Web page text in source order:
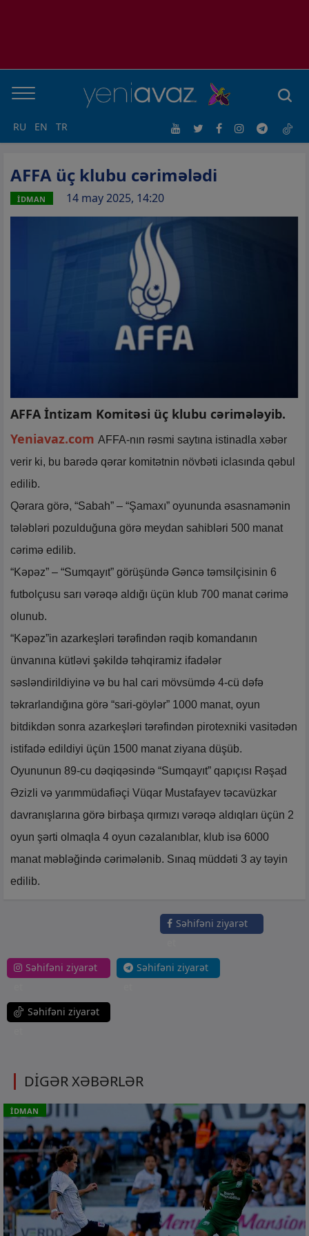
RU EN TR
AFFA üç klubu cərimələdi
İDMAN 14 may 2025, 14:20
AFFA İntizam Komitəsi üç klubu cərimələyib.
Yeniavaz.com AFFA-nın rəsmi saytına istinadla xəbər
verir ki, bu barədə qərar komitətnin növbəti iclasında qəbul
edilib.
Qərara görə, “Sabah” – “Şamaxı” oyununda əsasnamənin
tələbləri pozulduğuna görə meydan sahibləri 500 manat
cərimə edilib.
“Kəpəz” – “Sumqayıt” görüşündə Gəncə təmsilçisinin 6
futbolçusu sarı vərəqə aldığı üçün klub 700 manat cərimə
olunub.
“Kəpəz”in azarkeşləri tərəfindən rəqib komandanın
ünvanına kütləvi şəkildə təhqiramiz ifadələr
səsləndirildiyinə və bu hal cari mövsümdə 4-cü dəfə
təkrarlandığına görə “sari-göylər” 1000 manat, oyun
bitdikdən sonra azarkeşləri tərəfindən pirotexniki vasitədən
istifadə edildiyi üçün 1500 manat ziyana düşüb.
Oyununun 89-cu dəqiqəsində “Sumqayıt” qapıçısı Rəşad
Əzizli və yarımmüdafiəçi Vüqar Mustafayev təcavüzkar
davranışlarına görə birbaşa qırmızı vərəqə aldıqları üçün 2
oyun şərti olmaqla 4 oyun cəzalanıblar, klub isə 6000
manat məbləğində cərimələnib. Sınaq müddəti 3 ay təyin
edilib.
Səhifəni ziyarət
Səhifəni ziyarət
Səhifəni ziyarət
Səhifəni ziyarət
DİGƏR XƏBƏRLƏR
İDMAN